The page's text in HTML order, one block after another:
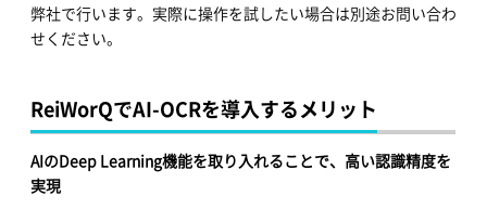
弊社で行います。実際に操作を試したい場合は別途お問い合わ
せください。
ReiWorQでAI-OCRを導入するメリット
AIのDeep Learning機能を取り入れることで、高い認識精度を
実現